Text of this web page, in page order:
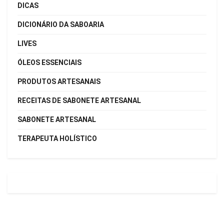
DICAS
DICIONÁRIO DA SABOARIA
LIVES
ÓLEOS ESSENCIAIS
PRODUTOS ARTESANAIS
RECEITAS DE SABONETE ARTESANAL
SABONETE ARTESANAL
TERAPEUTA HOLÍSTICO